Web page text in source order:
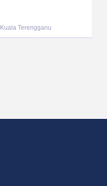
Kuala Terengganu